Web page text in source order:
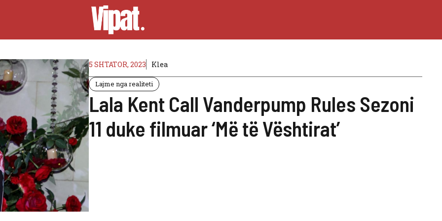
5 SHTATOR, 2023 Klea
Lajme nga realiteti
Lala Kent Call Vanderpump Rules Sezoni
11 duke filmuar ‘Më të Vështirat’